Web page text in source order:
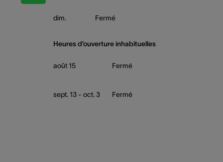
dim. Fermé
Heures d’ouverture inhabituelles
août 15 Fermé
sept. 13 - oct. 3 Fermé